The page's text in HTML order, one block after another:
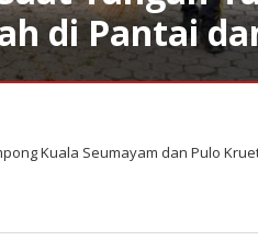
di Pantai
Kuala Seumayam dan Pulo